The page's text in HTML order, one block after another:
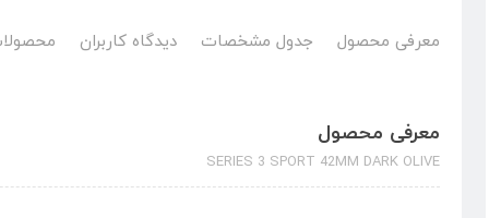
معرفی محصول جدول مشخصات دیدگاه کاربران
معرفی محصول
SERIES 3 SPORT 42MM DARK OLIVE